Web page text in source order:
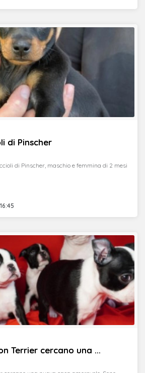
di Pinscher
di Pinscher, maschio e femmina di 2 mesi
Terrier cercano una ...